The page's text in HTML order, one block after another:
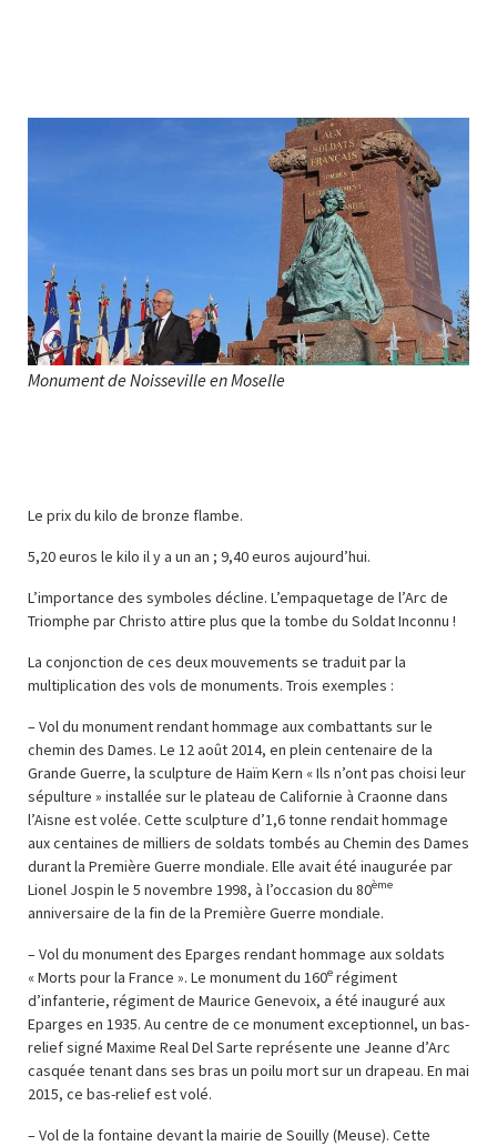
Monument de Noisseville en Moselle
Le prix du kilo de bronze flambe.
5,20 euros le kilo il y a un an ; 9,40 euros aujourd’hui.
L’importance des symboles décline. L’empaquetage de l’Arc de
Triomphe par Christo attire plus que la tombe du Soldat Inconnu !
La conjonction de ces deux mouvements se traduit par la
multiplication des vols de monuments. Trois exemples :
– Vol du monument rendant hommage aux combattants sur le
chemin des Dames. Le 12 août 2014, en plein centenaire de la
Grande Guerre, la sculpture de Haïm Kern « Ils n’ont pas choisi leur
sépulture » installée sur le plateau de Californie à Craonne dans
l’Aisne est volée. Cette sculpture d’1,6 tonne rendait hommage
aux centaines de milliers de soldats tombés au Chemin des Dames
durant la Première Guerre mondiale. Elle avait été inaugurée par
Lionel Jospin le 5 novembre 1998, à l’occasion du 80ème
anniversaire de la fin de la Première Guerre mondiale.
– Vol du monument des Eparges rendant hommage aux soldats
« Morts pour la France ». Le monument du 160e régiment
d’infanterie, régiment de Maurice Genevoix, a été inauguré aux
Eparges en 1935. Au centre de ce monument exceptionnel, un bas-
relief signé Maxime Real Del Sarte représente une Jeanne d’Arc
casquée tenant dans ses bras un poilu mort sur un drapeau. En mai
2015, ce bas-relief est volé.
– Vol de la fontaine devant la mairie de Souilly (Meuse). Cette